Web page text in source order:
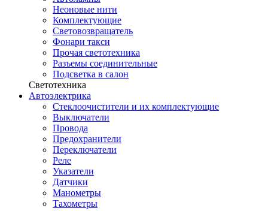
Неоновые нити
Комплектующие
Световозвращатель
Фонари такси
Прочая светотехника
Разъемы соединительные
Подсветка в салон
Светотехника
Автоэлектрика
Стеклоочистители и их комплектующие
Выключатели
Провода
Предохранители
Переключатели
Реле
Указатели
Датчики
Манометры
Тахометры